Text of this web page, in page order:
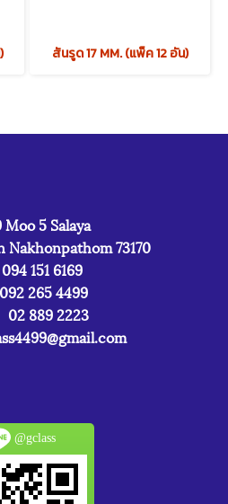
สันรูด 17 MM. (แพ็ค 12 อัน)
5 Salaya
73170
151 6169
265 4499
889 2223
@gclass